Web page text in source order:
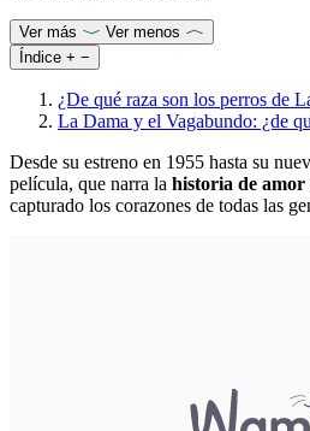
Ver más
Ver menos
Índice + −
¿De qué raza son los perros de
La Dama y el Vagabundo: ¿de
Desde su estreno en 1955 hasta su
película, que narra la historia de amor
capturado los corazones de todas las